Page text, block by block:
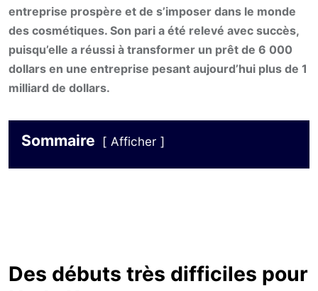
entreprise prospère et de s’imposer dans le monde
des cosmétiques. Son pari a été relevé avec succès,
puisqu’elle a réussi à transformer un prêt de 6 000
dollars en une entreprise pesant aujourd’hui plus de 1
milliard de dollars.
Sommaire Afficher
Des débuts très difficiles pour